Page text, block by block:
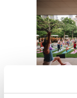
Innerhalb